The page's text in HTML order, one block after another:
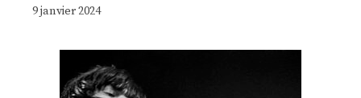
9 janvier 2024